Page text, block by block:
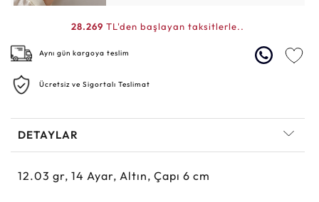
28.269 TL'den başlayan taksitlerle..
Aynı gün kargoya teslim
Ücretsiz ve Sigortalı Teslimat
DETAYLAR
12.03 gr, 14 Ayar, Altın, Çapı 6 cm